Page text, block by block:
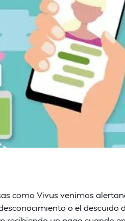
como Vivus venimos
o el descuido